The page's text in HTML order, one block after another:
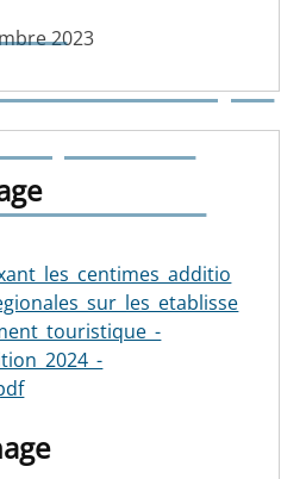
touristique
2023